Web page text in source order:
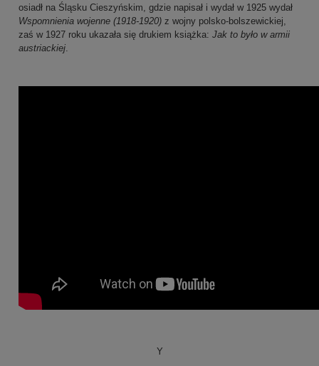
osiadł na Śląsku Cieszyńskim, gdzie napisał i wydał w 1925 wydał
Wspomnienia wojenne (1918-1920) z wojny polsko-bolszewickiej,
zaś w 1927 roku ukazała się drukiem książka: Jak to było w armii
austriackiej
Y